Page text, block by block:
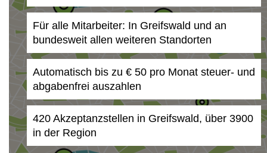
Für alle Mitarbeiter: In Greifswald und an
bundesweit allen weiteren Standorten
Automatisch bis zu € 50 pro Monat steuer- und
abgabenfrei auszahlen
420 Akzeptanzstellen in Greifswald, über 3900
in der Region